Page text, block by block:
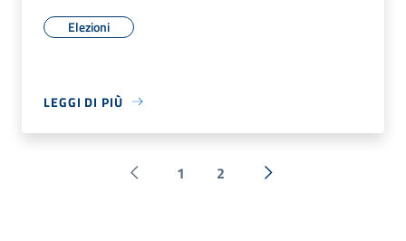
Elezioni
LEGGI DI PIÙ
Pagina precedente
1 2 Successiva »